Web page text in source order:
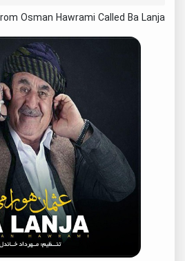
Osman Hawrami Called Ba Lanja